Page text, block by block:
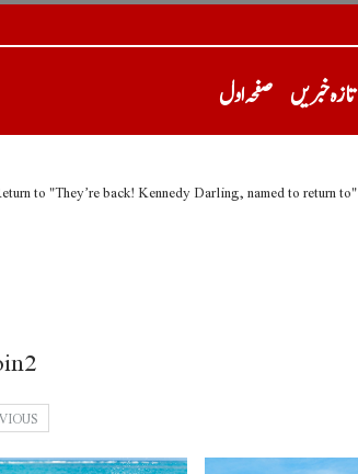
صفحہ اول تازہ خبریں
to "They’re back! Kennedy Darling, named to return to"